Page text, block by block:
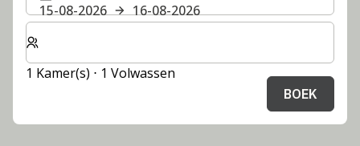
15-08-2026
16-08-2026
Selecteer het aantal kamers en gasten voor je verblijf
1 Kamer(s) ⋅ 1 Volwassen
BOEK